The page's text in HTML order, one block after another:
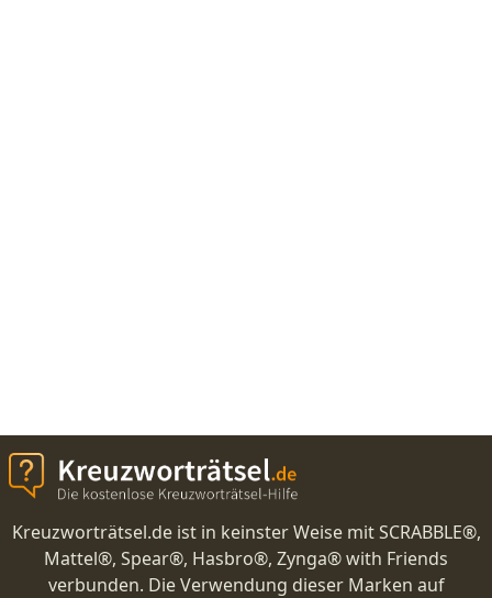
Kreuzworträtsel.de ist in keinster Weise mit SCRABBLE®,
Mattel®, Spear®, Hasbro®, Zynga® with Friends
verbunden. Die Verwendung dieser Marken auf